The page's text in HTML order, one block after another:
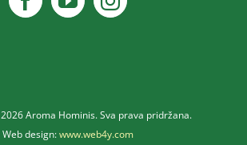
2026 Aroma Hominis. Sva prava pridržana.
Web design:www.web4y.com